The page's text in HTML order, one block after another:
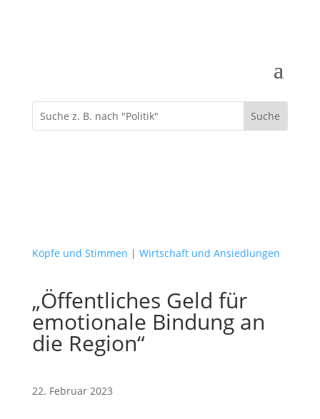
Köpfe und Stimmen | Wirtschaft und Ansiedlungen
„Öffentliches Geld für
emotionale Bindung an
die Region“
22. Februar 2023